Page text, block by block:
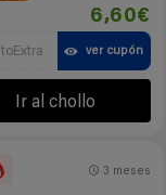
6,60€
ver cupón
Ir al chollo
3 meses